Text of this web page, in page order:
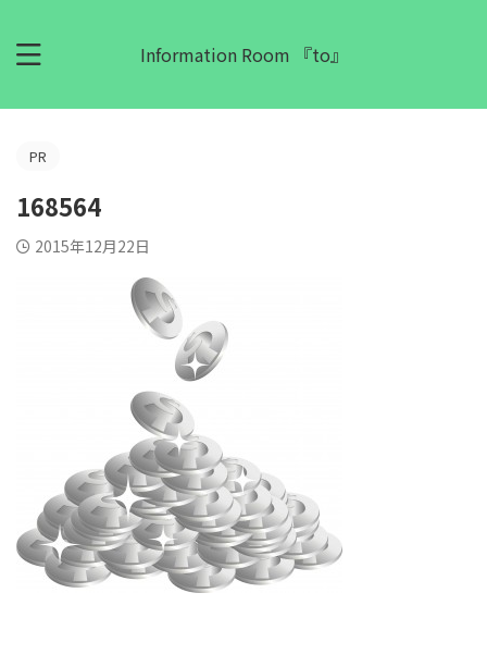
Information Room 『to』
PR
168564
2015年12月22日